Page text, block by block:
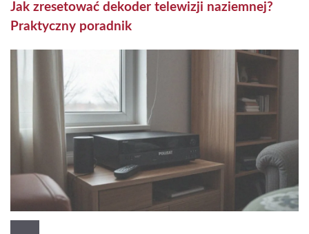
Jak zresetować dekoder telewizji naziemnej?
Praktyczny poradnik